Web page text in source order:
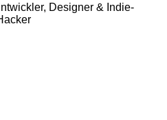
Designer & Indie-